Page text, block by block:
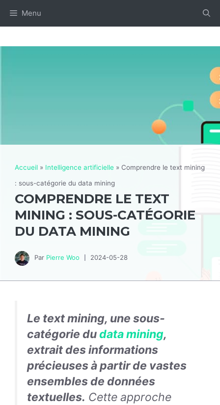
Aller Menu
Accueil » Intelligence artificielle » Comprendre le text mining
: sous-catégorie du data mining
COMPRENDRE LE TEXT
MINING : SOUS-CATÉGORIE
DU DATA MINING
Par Pierre Woo 2024-05-28
Le text mining, une sous-
catégorie dudata mining,
extrait des informations
précieuses à partir de vastes
ensembles de données
textuelles. Cette approche